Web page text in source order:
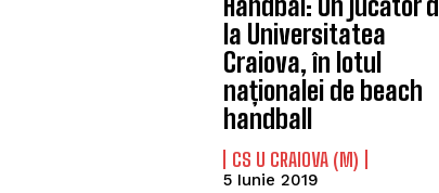
la Universitatea
Craiova, în lotul
naționalei de beach
handball
CS U CRAIOVA (M)
5 Iunie 2019